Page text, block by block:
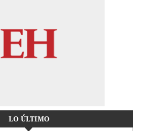
LO ÚLTIMO